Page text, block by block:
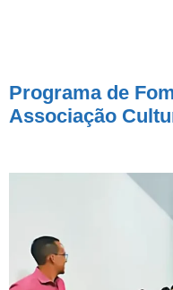
Programa de
Associação